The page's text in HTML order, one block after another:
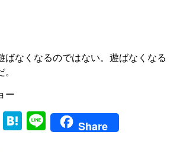
ばなくなるのではない。遊ばなくなる
ー
Pinterest
Hatena
LineShare